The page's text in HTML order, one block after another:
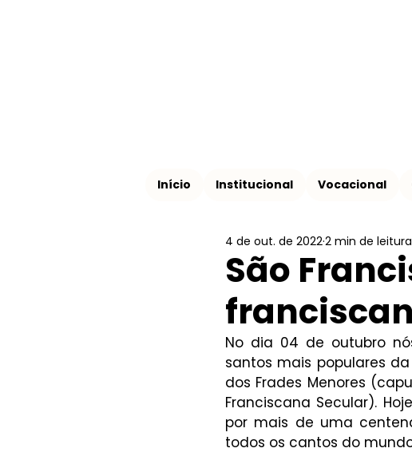
Início Institucional Vocacional
São
4 de out. de 20222 min de leitura
No dia 04 de outubro
santos mais populares
dos Frades Menores
Franciscana Secular).
por mais de uma
todos os cantos do